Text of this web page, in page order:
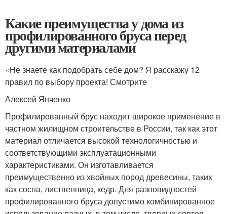
Какие преимущества у дома из
профилированного бруса перед
другими материалами
«Не знаете как подобрать себе дом? Я расскажу 12
правил по выбору проекта! Смотрите
Алексей Янченко
Профилированный брус находит широкое применение в
частном жилищном строительстве в России, так как этот
материал отличается высокой технологичностью и
соответствующими эксплуатационными
характеристиками. Он изготавливается
преимущественно из хвойных пород древесины, таких
как сосна, лиственница, кедр. Для разновидностей
профилированного бруса допустимо комбинированное